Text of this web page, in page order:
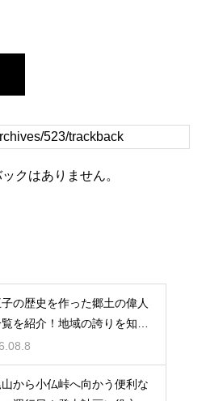
クはありません。
の歴史を作った郷土の偉人
を紹介！地域の誇りを知る
旅
から小仏峠へ向かう便利な